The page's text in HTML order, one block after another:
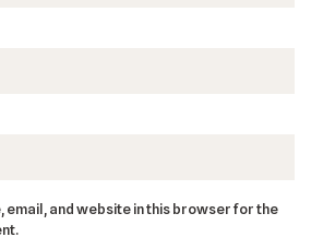
email, and website in this browser for the